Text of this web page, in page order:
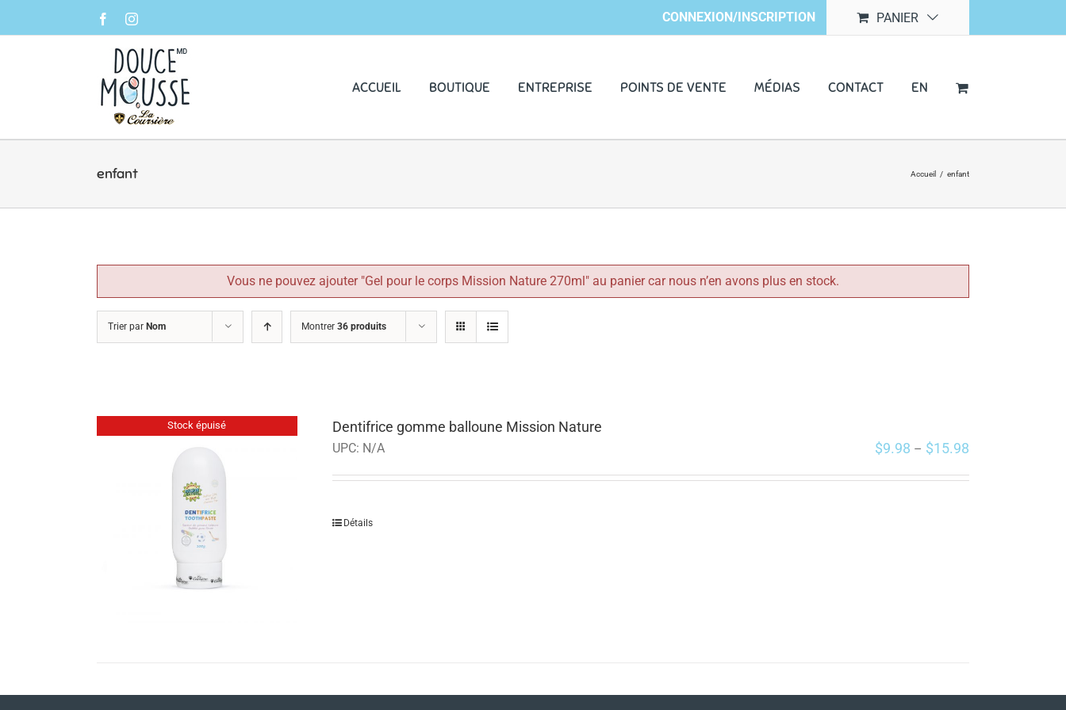
FacebookInstagram CONNEXION/INSCRIPTION PANIER
ACCUEIL BOUTIQUE ENTREPRISE POINTS DE VENTE MÉDIAS CONTACT EN
enfant Accueil / enfant
Vous ne pouvez ajouter "Gel pour le corps Mission Nature 270ml" au panier car nous n’en avons plus en stock.
Trier par Nom Montrer 36 produits
Stock épuisé Dentifrice gomme balloune Mission Nature
UPC: N/A $9.98 – $15.98
Détails